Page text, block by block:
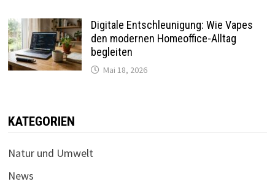
Digitale Entschleunigung: Wie Vapes
den modernen Homeoffice-Alltag
begleiten
Mai 18, 2026
KATEGORIEN
Natur und Umwelt
News